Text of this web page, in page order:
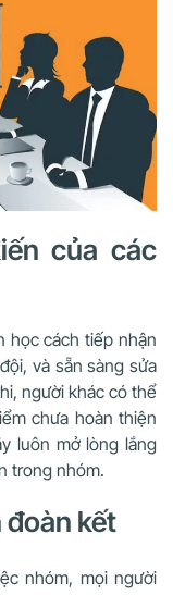
của các
học cách tiếp nhận
và sẵn sàng sửa
người khác có thể
chưa hoàn thiện
luôn mở lòng lắng
trong nhóm.
đoàn kết
nhóm, mọi người